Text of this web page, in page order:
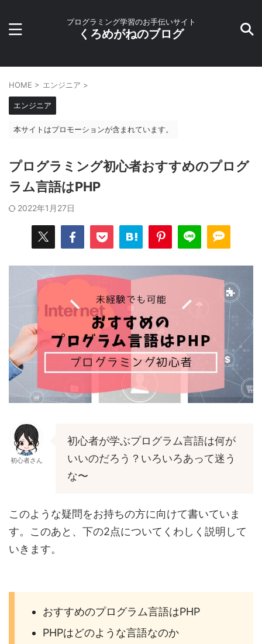
プログラミング学習のお手伝いサイト
くろめがねのブログ
HOME > エンジニア >
エンジニア
本サイトはプロモーションが含まれています。
プログラミング初心者おすすめのプログ
ラム言語はPHP
2022年1月27日
初心者さん
初心者が学ぶプログラム言語は何が
いいのだろう？いろいろあって迷う
な〜
このような疑問をお持ちの方に向けて書いていま
す。このあと、下の2点についてくわしく説明して
いきます。
おすすめのプログラム言語はPHP
PHPはどのような言語なのか